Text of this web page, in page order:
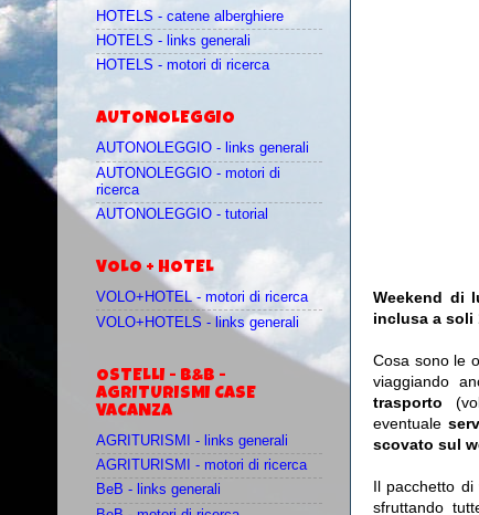
Weekend di
inclusa a soli
Cosa sono le
viaggiando
trasporto
eventuale
scovato sul
Il pacchetto di
sfruttando
HOTELS - catene alberghiere
HOTELS - links generali
HOTELS - motori di ricerca
AUTONOLEGGIO
AUTONOLEGGIO - links generali
AUTONOLEGGIO - motori di
ricerca
AUTONOLEGGIO - tutorial
VOLO + HOTEL
VOLO+HOTEL - motori di ricerca
VOLO+HOTELS - links generali
OSTELLI - B&B -
AGRITURISMI CASE
VACANZA
AGRITURISMI - links generali
AGRITURISMI - motori di ricerca
BeB - links generali